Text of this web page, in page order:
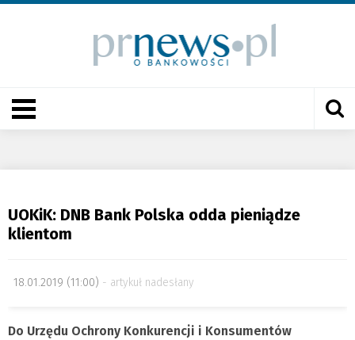
UOKiK: DNB Bank Polska odda pieniądze
klientom
18.01.2019 (11:00) artykuł nadesłany
Do Urzędu Ochrony Konkurencji i Konsumentów